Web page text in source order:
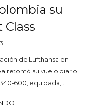
su
Class
de Lufthansa en
retomó su vuelo diario
600, equipada,…